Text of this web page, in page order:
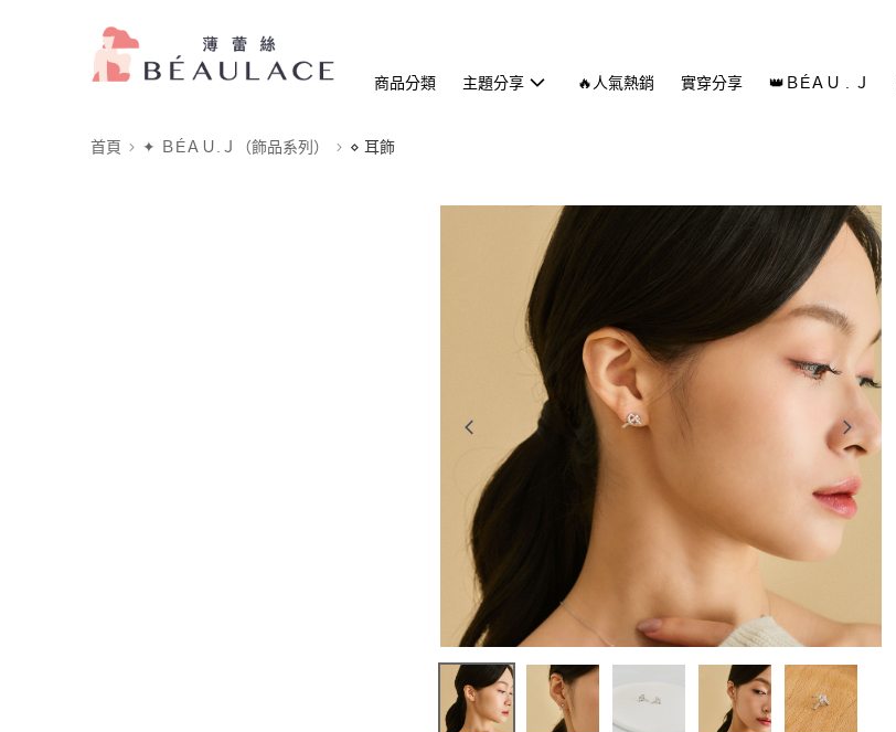
商品分類 主題分享 🔥人氣熱銷 實穿分享 👑ＢÉＡＵ . Ｊ
首頁 ✦ ＢÉＡＵ.Ｊ（飾品系列） ⋄ 耳飾